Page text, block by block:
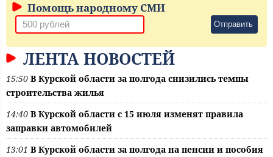
Помощь народному СМИ
Отправить
ЛЕНТА НОВОСТЕЙ
15:50 В Курской области за полгода снизились темпы
строительства жилья
14:40 В Курской области с 15 июля изменят правила
заправки автомобилей
13:01 В Курской области за полгода на пенсии и пособия